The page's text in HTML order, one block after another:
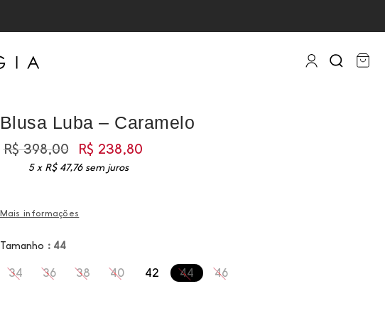
Blusa Luba – Caramelo
R$398,00 R$ 238,80
5 x R$47,76sem juros
Mais informações
Tamanho : 44
34 36 38 40 42 44 46